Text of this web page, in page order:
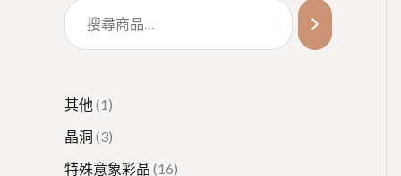
其他 1
晶洞 3
特殊意象彩晶 16